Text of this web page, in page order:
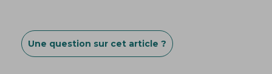
Une question sur cet article ?